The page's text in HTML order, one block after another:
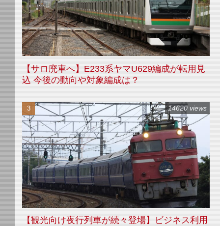
【サロ廃車へ】E233系ヤマU629編成が転用見
込 今後の動向や対象編成は？
【観光向け夜行列車が続々登場】ビジネス利用
14620 views